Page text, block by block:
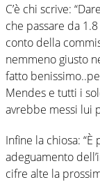
C’è chi scrive:
che passare da
conto della
nemmeno giusto
fatto
Mendes e tutti i
avrebbe messi lui
Infine la chiosa:
adeguamento
cifre alte la